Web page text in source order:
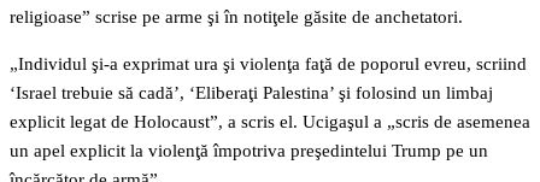
religioase” scrise pe arme şi în notiţele găsite de anchetatori.
„Individul şi-a exprimat ura şi violenţa faţă de poporul evreu, scriind
‘Israel trebuie să cadă’, ‘Eliberaţi Palestina’ şi folosind un limbaj
explicit legat de Holocaust”, a scris el. Ucigaşul a „scris de asemenea
un apel explicit la violenţă împotriva preşedintelui Trump pe un